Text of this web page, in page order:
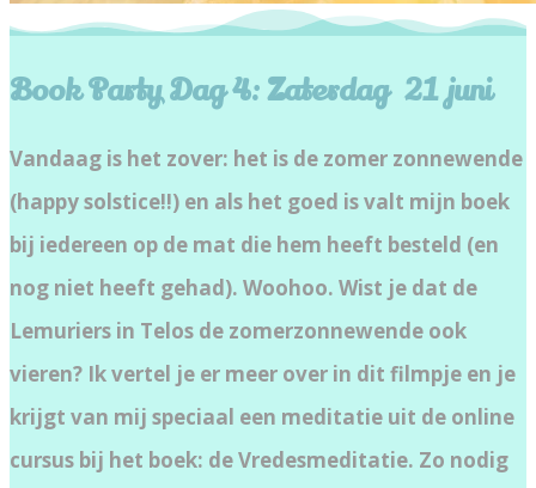
Book Party Dag 4: Zaterdag 21 juni
Vandaag is het zover: het is de zomer zonnewende
(happysolstice!!) en als het goed is valt mijn boek
bij iedereen op de mat die hem heeft besteld (en
nog niet heeft gehad). Woohoo. Wist je dat de
Lemuriers in Telos de zomerzonnewende ook
vieren? Ik vertel je er meer over in dit filmpje en je
krijgt van mij speciaal een meditatie uit de online
cursus bij het boek: de Vredesmeditatie. Zo nodig